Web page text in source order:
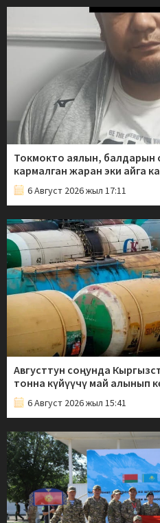
Токмокто аялын, балдарын
кармалган жаран эки айга
6 Август 2026 жыл 17:11
Августтун соңунда
тонна күйүүчү май алынып
6 Август 2026 жыл 15:41